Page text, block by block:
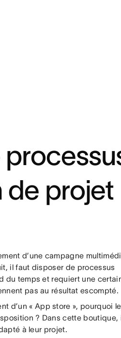
de projet
d’une campagne
il faut disposer de processus
du temps et requiert une
pas au résultat escompté.
d’un « App store », pourquoi
? Dans cette boutique,
à leur projet.